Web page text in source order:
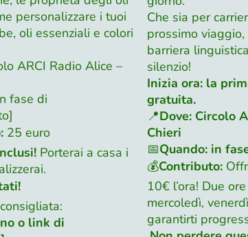
personalizzare i tuoi
oli essenziali e colori
ARCI Radio Alice –
fase di
25 euro
Porterai a casa i
o link di
Che sia per
prossimo
barriera
silenzio!
Inizia ora: la
gratuita.
📍Dove: Circolo
Chieri
📅Quando: in
💰Contributo:
10€ l’ora! Due
mercoledì,
garantirti